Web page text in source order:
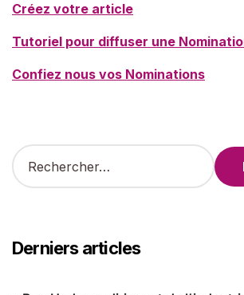
Créez votre article
Tutoriel pour diffuser une
Confiez nous vos Nominations
R
e
r
c
Derniers articles